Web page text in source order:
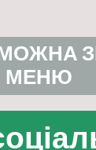
МОЖНА
МЕНЮ